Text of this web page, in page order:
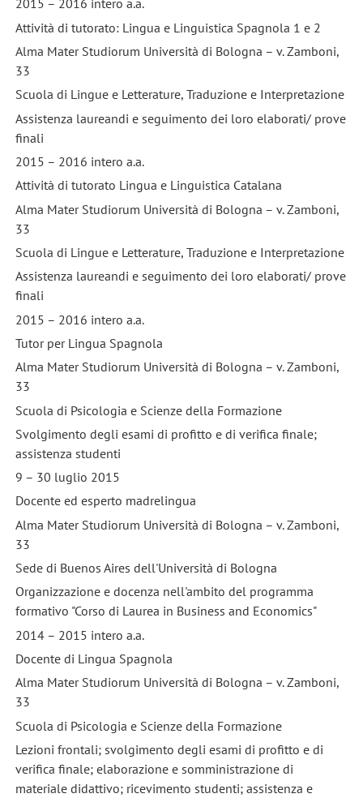
2015 – 2016 intero a.a.
Attività di tutorato: Lingua e Linguistica Spagnola 1 e 2
Alma Mater Studiorum Università di Bologna – v. Zamboni,
33
Scuola di Lingue e Letterature, Traduzione e Interpretazione
Assistenza laureandi e seguimento dei loro elaborati/ prove
finali
2015 – 2016 intero a.a.
Attività di tutorato Lingua e Linguistica Catalana
Alma Mater Studiorum Università di Bologna – v. Zamboni,
33
Scuola di Lingue e Letterature, Traduzione e Interpretazione
Assistenza laureandi e seguimento dei loro elaborati/ prove
finali
2015 – 2016 intero a.a.
Tutor per Lingua Spagnola
Alma Mater Studiorum Università di Bologna – v. Zamboni,
33
Scuola di Psicologia e Scienze della Formazione
Svolgimento degli esami di profitto e di verifica finale;
assistenza studenti
9 – 30 luglio 2015
Docente ed esperto madrelingua
Alma Mater Studiorum Università di Bologna – v. Zamboni,
33
Sede di Buenos Aires dell'Università di Bologna
Organizzazione e docenza nell'ambito del programma
formativo "Corso di Laurea in Business and Economics"
2014 – 2015 intero a.a.
Docente di Lingua Spagnola
Alma Mater Studiorum Università di Bologna – v. Zamboni,
33
Scuola di Psicologia e Scienze della Formazione
Lezioni frontali; svolgimento degli esami di profitto e di
verifica finale; elaborazione e somministrazione di
materiale didattivo; ricevimento studenti; assistenza e